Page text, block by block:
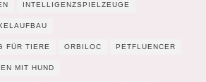
INTELLIGENZSPIELZEUGE
FÜR TIERE ORBILOC PETFLUENCER
MIT HUND